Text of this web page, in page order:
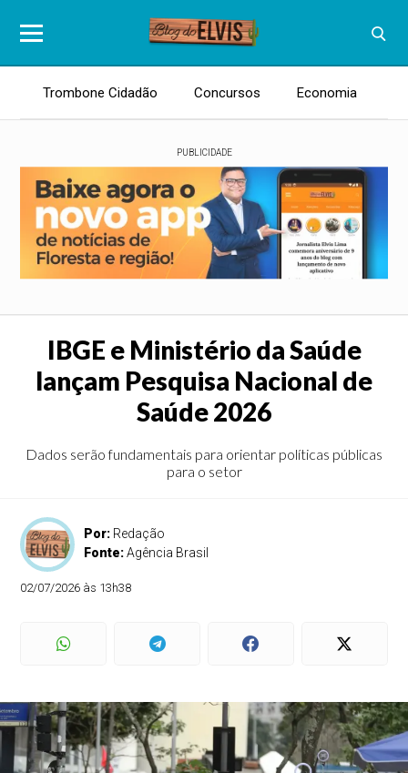
Trombone Cidadão Concursos Economia
PUBLICIDADE
IBGE e Ministério da Saúde
lançam Pesquisa Nacional de
Saúde 2026
Dados serão fundamentais para orientar políticas públicas
para o setor
Por: Redação
Fonte:Agência Brasil
02/07/2026 às 13h38